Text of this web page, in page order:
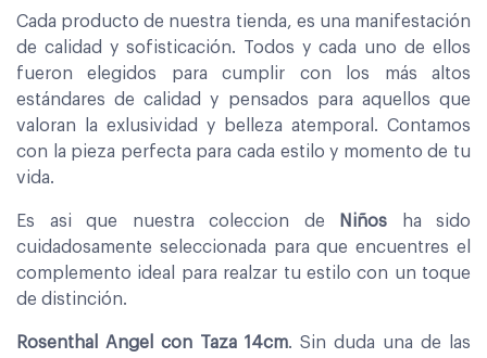
Cada producto de nuestra tienda, es una manifestación
de calidad y sofisticación. Todos y cada uno de ellos
fueron elegidos para cumplir con los más altos
estándares de calidad y pensados para aquellos que
valoran la exlusividad y belleza atemporal. Contamos
con la pieza perfecta para cada estilo y momento de tu
vida.
Es asi que nuestra coleccion de Niños ha sido
cuidadosamente seleccionada para que encuentres el
complemento ideal para realzar tu estilo con un toque
de distinción.
Rosenthal Angel con Taza 14cm. Sin duda una de las